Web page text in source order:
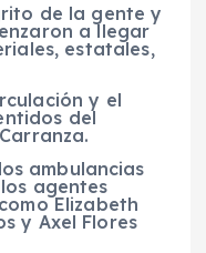
de la gente y
a llegar
estatales,
y el
del
ambulancias
agentes
Elizabeth
y Axel Flores